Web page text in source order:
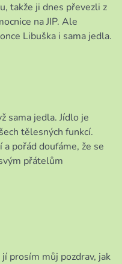
takže ji dnes převezli z
na JIP. Ale
Libuška i sama jedla.
sama jedla. Jídlo je
tělesných funkcí.
pořád doufáme, že se
přátelům
prosím můj pozdrav, jak